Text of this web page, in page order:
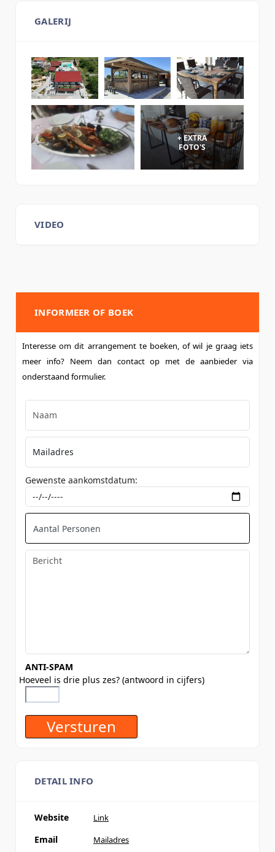
GALERIJ
VIDEO
INFORMEER OF BOEK
Interesse om dit arrangement te boeken, of wil je graag iets
meer info? Neem dan contact op met de aanbieder via
onderstaand formulier.
Gewenste aankomstdatum:
ANTI-SPAM
Hoeveel is drie plus zes? (antwoord in cijfers)
DETAIL INFO
Website Link
Email Mailadres